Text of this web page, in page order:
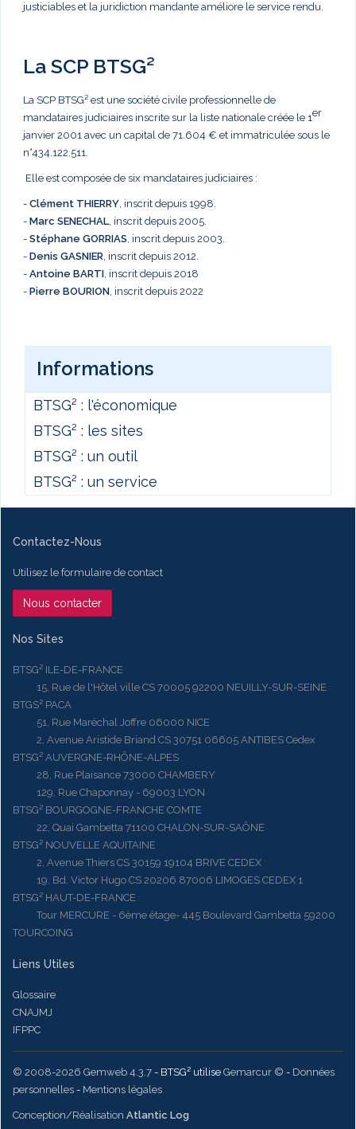
justiciables et la juridiction mandante améliore le service rendu.
La SCP BTSG²
La SCP BTSG² est une société civile professionnelle de
mandataires judiciaires inscrite sur la liste nationale créée le 1er
janvier 2001 avec un capital de 71.604 € et immatriculée sous le
n°434.122.511.
Elle est composée de six mandataires judiciaires :
- Clément THIERRY, inscrit depuis 1998.
- Marc SENECHAL, inscrit depuis 2005.
- Stéphane GORRIAS, inscrit depuis 2003.
- Denis GASNIER, inscrit depuis 2012.
- Antoine BARTI, inscrit depuis 2018
- Pierre BOURION, inscrit depuis 2022
Informations
BTSG² : l'économique
BTSG² : les sites
BTSG² : un outil
BTSG² : un service
Contactez-Nous
Utilisez le formulaire de contact
Nous contacter
Nos Sites
BTSG² ILE-DE-FRANCE
15, Rue de l'Hôtel ville CS 70005 92200 NEUILLY-SUR-SEINE
BTGS² PACA
51, Rue Maréchal Joffre 06000 NICE
2, Avenue Aristide Briand CS 30751 06605 ANTIBES Cedex
BTSG² AUVERGNE-RHÔNE-ALPES
28, Rue Plaisance 73000 CHAMBERY
129, Rue Chaponnay - 69003 LYON
BTSG² BOURGOGNE-FRANCHE COMTE
22, Quai Gambetta 71100 CHALON-SUR-SAÔNE
BTSG² NOUVELLE AQUITAINE
2, Avenue Thiers CS 30159 19104 BRIVE CEDEX
19, Bd. Victor Hugo CS 20206 87006 LIMOGES CEDEX 1
BTSG² HAUT-DE-FRANCE
Tour MERCURE - 6ème étage- 445 Boulevard Gambetta 59200
TOURCOING
Liens Utiles
Glossaire
CNAJMJ
IFPPC
© 2008-2026 Gemweb 4.3.7 - BTSG² utilise Gemarcur © - Données
personnelles - Mentions légales
Conception/Réalisation Atlantic Log